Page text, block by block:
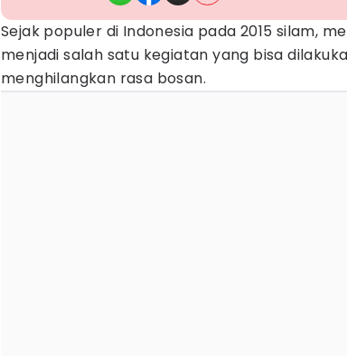
Sejak populer di Indonesia pada 2015 silam,
menjadi salah satu kegiatan yang bisa
menghilangkan rasa bosan.